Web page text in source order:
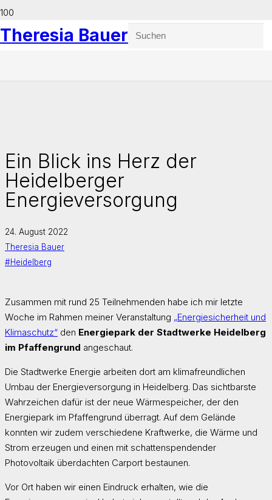
Theresia Bauer
Ein Blick ins Herz der
Heidelberger
Energieversorgung
24. August 2022
Theresia Bauer
#Heidelberg
Zusammen mit rund 25 Teilnehmenden habe ich mir letzte
Woche im Rahmen meiner Veranstaltung „Energiesicherheit und
Klimaschutz“ den Energiepark der Stadtwerke Heidelberg
im Pfaffengrund angeschaut.
Die Stadtwerke Energie arbeiten dort am klimafreundlichen
Umbau der Energieversorgung in Heidelberg. Das sichtbarste
Wahrzeichen dafür ist der neue Wärmespeicher, der den
Energiepark im Pfaffengrund überragt. Auf dem Gelände
konnten wir zudem verschiedene Kraftwerke, die Wärme und
Strom erzeugen und einen mit schattenspendender
Photovoltaik überdachten Carport bestaunen.
Vor Ort haben wir einen Eindruck erhalten, wie die